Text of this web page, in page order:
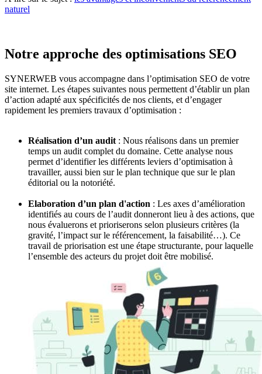
naturel
Notre approche des optimisations SEO
SYNERWEB vous accompagne dans l’optimisation SEO de votre
site internet. Les étapes suivantes nous permettent d’établir un plan
d’action adapté aux spécificités de nos clients, et d’engager
rapidement les premiers travaux d’optimisation :
Réalisation d’un audit : Nous réalisons dans un premier
temps un audit complet du domaine. Cette analyse nous
permet d’identifier les différents leviers d’optimisation à
travailler, aussi bien sur le plan technique que sur le plan
éditorial ou la notoriété.
Elaboration d’un plan d'action : Les axes d’amélioration
identifiés au cours de l’audit donneront lieu à des actions, que
nous évaluerons et prioriserons selon plusieurs critères (la
gravité, l’impact sur le référencement, la faisabilité…). Ce
travail de priorisation est une étape structurante, pour laquelle
l’ensemble des acteurs du projet doit être mobilisé.